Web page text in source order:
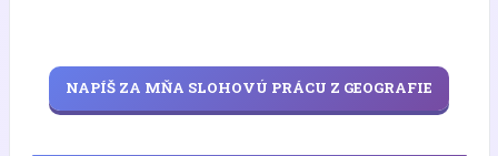
NAPÍŠ ZA MŇA SLOHOVÚ PRÁCU Z GEOGRAFIE